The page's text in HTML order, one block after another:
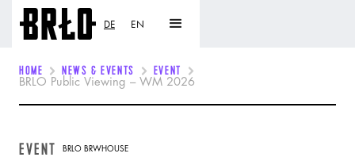
DE EN
HOME NEWS & EVENTS EVENT
BRLO Public Viewing – WM 2026
EVENT BRLO BRWHOUSE